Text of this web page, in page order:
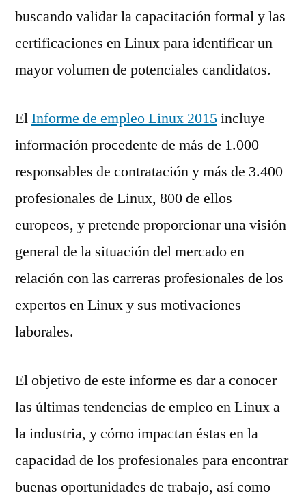
buscando validar la capacitación formal y las
certificaciones en Linux para identificar un
mayor volumen de potenciales candidatos.
ElInforme de empleo Linux 2015incluye
información procedente de más de 1.000
responsables de contratación y más de 3.400
profesionales de Linux, 800 de ellos
europeos, y pretende proporcionar una visión
general de la situación del mercado en
relación con las carreras profesionales de los
expertos en Linux y sus motivaciones
laborales.
El objetivo de este informe es dar a conocer
las últimas tendencias de empleo en Linux a
la industria, y cómo impactan éstas en la
capacidad de los profesionales para encontrar
buenas oportunidades de trabajo, así como